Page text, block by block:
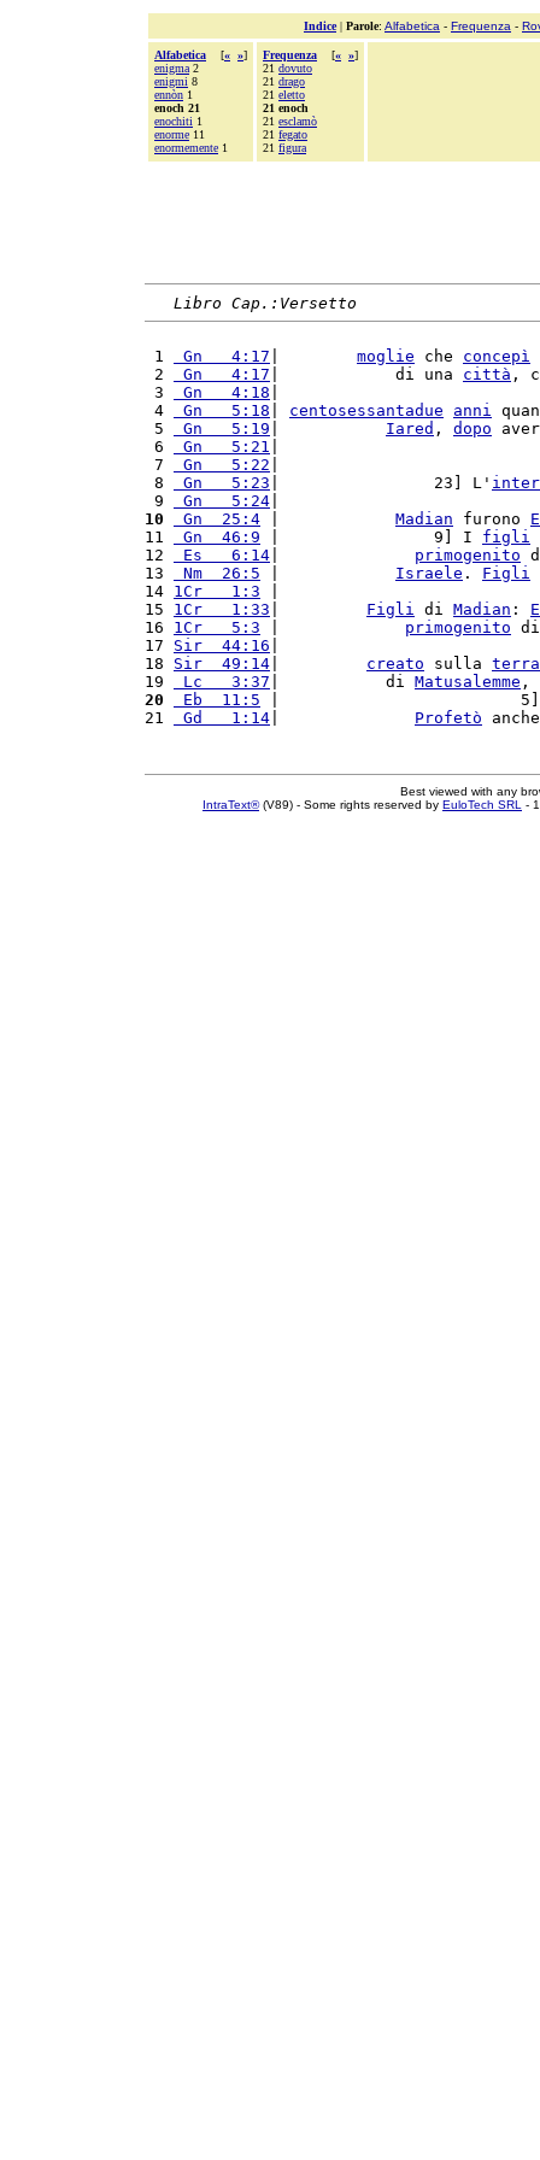
Indice| Parole: Alfabetica - Frequenza -
Alfabetica [« »]
enigma 2
enigmi 8
ennòn 1
enoch 21
enochiti 1
enorme 11
enormemente 1
Frequenza [« »]
21 dovuto
21 drago
21 eletto
21 enoch
21 esclamò
21 fegato
21 figura
Libro Cap.:Versetto
1 Gn   4:17 moglie che concepì
2
Gn   4:17 |            di una città ,
3
Gn   4:18
4
Gn   5:18 centosessantadue anni
5
Gn   5:19 Iared , dopo
6
Gn   5:21
7
Gn   5:22
8
Gn   5:23 |                23] L'
9
Gn   5:24
10
Gn  25:4 Madian furono
11
Gn  46:9 |                9] I figli
12
Es   6:14 primogenito
13
Nm  26:5 Israele . Figli
14 1Cr   1:3
15 1Cr   1:33 Figli di Madian :
16 1Cr   5:3 primogenito
17 Sir  44:16
18 Sir  49:14 creato sulla terra
19
Lc   3:37 |           di Matusalemme ,
20
Eb  11:5 |                         5]
21
Gd   1:14 Profetò
Best viewed with any
IntraText®(V89) - Some rights reserved by EuloTech SRL -